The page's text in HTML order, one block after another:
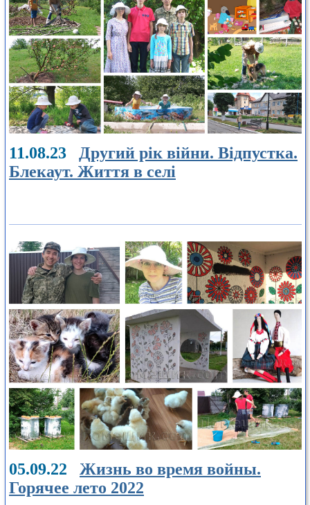
11.08.23 Другий рік війни. Відпустка.
Блекаут. Життя в селі
05.09.22 Жизнь во время войны.
Горячее лето 2022